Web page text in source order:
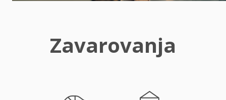
Zavarovanja